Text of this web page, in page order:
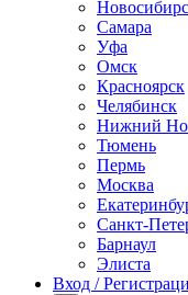
Самара
Уфа
Омск
Красноярск
Челябинск
Нижний
Тюмень
Пермь
Москва
Санкт-
Барнаул
Элиста
Вход /